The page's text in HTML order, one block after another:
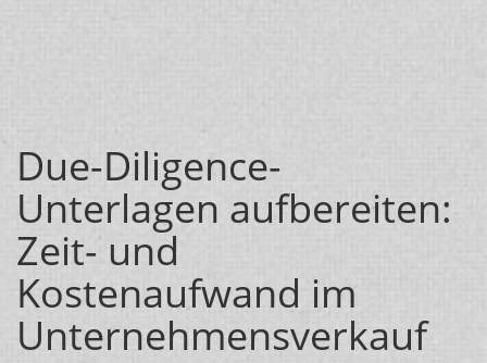
Due-Diligence-
Unterlagen aufbereiten:
Zeit- und
Kostenaufwand im
Unternehmensverkauf